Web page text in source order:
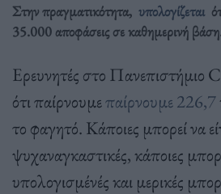
Στην πραγματικότητα, υπολογίζεται
35.000 αποφάσεις σε καθημερινή
Ερευνητές στο Πανεπιστήμιο
ότι παίρνουμεπαίρνουμε 226,7
το φαγητό. Κάποιες μπορεί να
ψυχαναγκαστικές, κάποιες
υπολογισμένές και μερικές